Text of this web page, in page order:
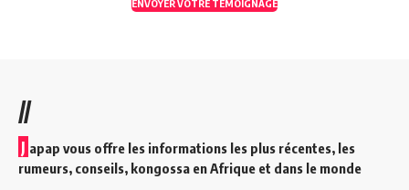
ENVOYER VOTRE TEMOIGNAGE
//
J apap vous offre les informations les plus récentes, les
rumeurs, conseils, kongossa en Afrique et dans le monde